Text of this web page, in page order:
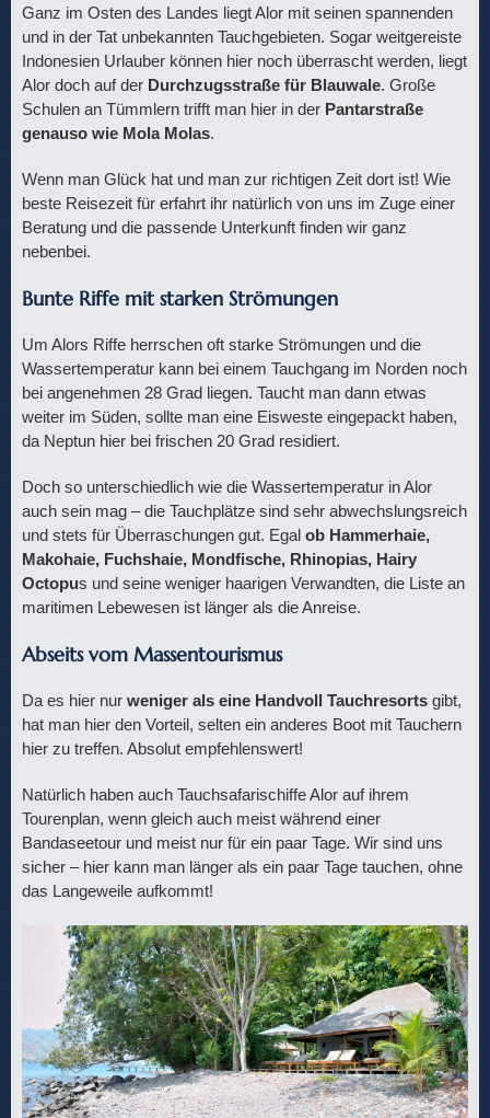
Ganz im Osten des Landes liegt Alor mit seinen spannenden
und in der Tat unbekannten Tauchgebieten. Sogar weitgereiste
Indonesien Urlauber können hier noch überrascht werden, liegt
Alor doch auf der Durchzugsstraße für Blauwale. Große
Schulen an Tümmlern trifft man hier in der Pantarstraße
genauso wie Mola Molas.
Wenn man Glück hat und man zur richtigen Zeit dort ist! Wie
beste Reisezeit für erfahrt ihr natürlich von uns im Zuge einer
Beratung und die passende Unterkunft finden wir ganz
nebenbei.
Bunte Riffe mit starken Strömungen
Um Alors Riffe herrschen oft starke Strömungen und die
Wassertemperatur kann bei einem Tauchgang im Norden noch
bei angenehmen 28 Grad liegen. Taucht man dann etwas
weiter im Süden, sollte man eine Eisweste eingepackt haben,
da Neptun hier bei frischen 20 Grad residiert.
Doch so unterschiedlich wie die Wassertemperatur in Alor
auch sein mag – die Tauchplätze sind sehr abwechslungsreich
und stets für Überraschungen gut. Egal ob Hammerhaie,
Makohaie, Fuchshaie, Mondfische, Rhinopias, Hairy
Octopus und seine weniger haarigen Verwandten, die Liste an
maritimen Lebewesen ist länger als die Anreise.
Abseits vom Massentourismus
Da es hier nur weniger als eine Handvoll Tauchresorts gibt,
hat man hier den Vorteil, selten ein anderes Boot mit Tauchern
hier zu treffen. Absolut empfehlenswert!
Natürlich haben auch Tauchsafarischiffe Alor auf ihrem
Tourenplan, wenn gleich auch meist während einer
Bandaseetour und meist nur für ein paar Tage. Wir sind uns
sicher – hier kann man länger als ein paar Tage tauchen, ohne
das Langeweile aufkommt!